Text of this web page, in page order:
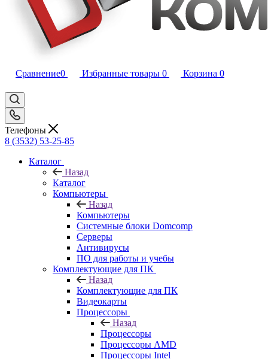
Сравнение0 Избранные товары 0 Корзина 0
Телефоны
8 (3532) 53-25-85
Каталог
Назад
Каталог
Компьютеры
Назад
Компьютеры
Системные блоки Domcomp
Серверы
Антивирусы
ПО для работы и учебы
Комплектующие для ПК
Назад
Комплектующие для ПК
Видеокарты
Процессоры
Назад
Процессоры
Процессоры AMD
Процессоры Intel